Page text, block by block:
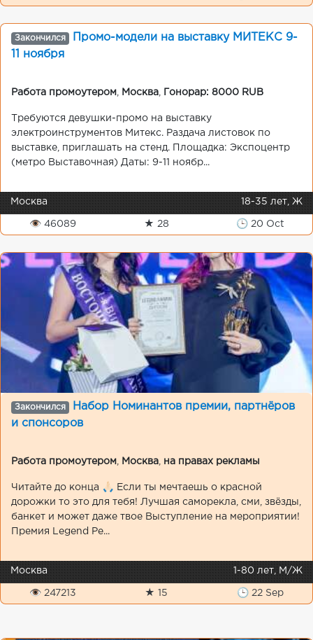
Закончился
Промо-модели на выставку МИТЕКС 9-
11 ноября
Работа промоутером Москва Гонорар: 8000 RUB
Требуются девушки-промо на выставку
электроинструментов Митекс. Раздача листовок по
выставке, приглашать на стенд. Площадка: Экспоцентр
(метро Выставочная) Даты: 9-11 ноябр...
Москва 18-35 лет, Ж
👁 46089 ★ 28 🕒 20 Oct
Закончился
Набор Номинантов премии, партнёров
и спонсоров
Работа промоутером Москва на правах рекламы
Читайте до конца 🙏🏻 Если ты мечтаешь о красной
дорожки то это для тебя! Лучшая саморекла, сми, звёзды,
банкет и может даже твое Выступление на мероприятии!
Премия Legend Pe...
Москва 1-80 лет, М/Ж
👁 247213 ★ 15 🕒 22 Sep